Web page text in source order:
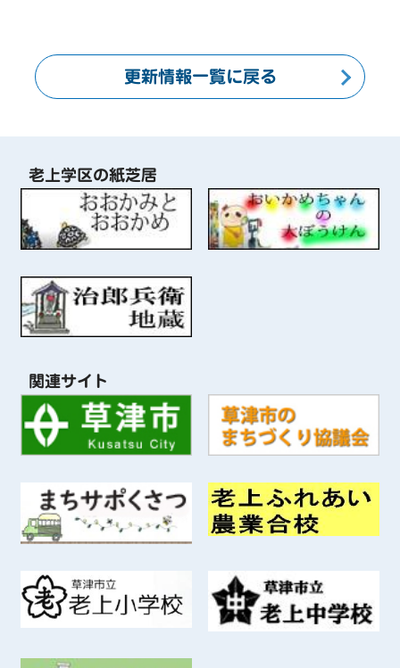
更新情報一覧に戻る
老上学区の紙芝居
関連サイト